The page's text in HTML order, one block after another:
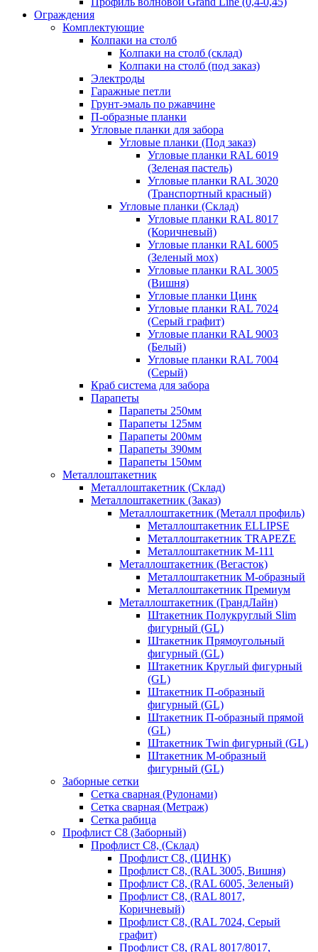
Ограждения
Комплектующие
Колпаки на столб
Колпаки на столб (склад)
Колпаки на столб (под заказ)
Электроды
Гаражные петли
Грунт-эмаль по ржавчине
П-образные планки
Угловые планки для забора
Угловые планки (Под заказ)
Угловые планки RAL 6019
(Зеленая пастель)
Угловые планки RAL 3020
(Транспортный красный)
Угловые планки (Склад)
Угловые планки RAL 8017
(Коричневый)
Угловые планки RAL 6005
(Зеленый мох)
Угловые планки RAL 3005
(Вишня)
Угловые планки Цинк
Угловые планки RAL 7024
(Серый графит)
Угловые планки RAL 9003
(Белый)
Угловые планки RAL 7004
(Серый)
Краб система для забора
Парапеты
Парапеты 250мм
Парапеты 125мм
Парапеты 200мм
Парапеты 390мм
Парапеты 150мм
Металлоштакетник
Металлоштакетник (Склад)
Металлоштакетник (Заказ)
Металлоштакетник (Металл профиль)
Металлоштакетник ELLIPSE
Металлоштакетник TRAPEZE
Металлоштакетник М-111
Металлоштакетник (Вегасток)
Металлоштакетник М-образный
Металлоштакетник Премиум
Металлоштакетник (ГрандЛайн)
Штакетник Полукруглый Slim
фигурный (GL)
Штакетник Прямоугольный
фигурный (GL)
Штакетник Круглый фигурный
(GL)
Штакетник П-образный
фигурный (GL)
Штакетник П-образный прямой
(GL)
Штакетник Twin фигурный (GL)
Штакетник М-образный
фигурный (GL)
Заборные сетки
Сетка сварная (Рулонами)
Сетка сварная (Метраж)
Сетка рабица
Профлист С8 (Заборный)
Профлист С8, (Склад)
Профлист С8, (ЦИНК)
Профлист С8, (RAL 3005, Вишня)
Профлист С8, (RAL 6005, Зеленый)
Профлист С8, (RAL 8017,
Коричневый)
Профлист С8, (RAL 7024, Серый
графит)
Профлист С8, (RAL 8017/8017,